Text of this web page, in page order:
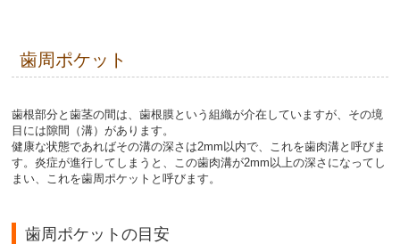
歯周ポケット
歯根部分と歯茎の間は、歯根膜という組織が介在していますが、その境
目には隙間（溝）があります。
健康な状態であればその溝の深さは2mm以内で、これを歯肉溝と呼びま
す。炎症が進行してしまうと、この歯肉溝が2mm以上の深さになってし
まい、これを歯周ポケットと呼びます。
歯周ポケットの目安